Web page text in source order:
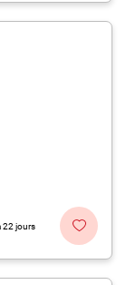
22 jours